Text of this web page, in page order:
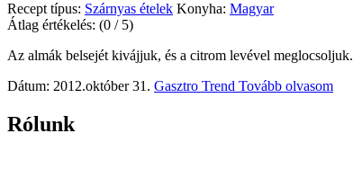
Recept típus: Szárnyas ételek Konyha: Magyar
Átlag értékelés: (0 / 5)
Az almák belsejét kivájjuk, és a citrom levével meglocsoljuk.
Dátum: 2012.október 31. Gasztro Trend Tovább olvasom
Rólunk